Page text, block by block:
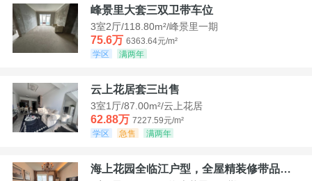
峰景里大套三双卫带车位
3室2厅/118.80m²/峰景里一期
75.6万 6363.64元/m²
学区
满两年
云上花居套三出售
3室1厅/87.00m²/云上花居
62.88万 7227.59元/m²
学区
急售 满两年
海上花园全临江户型，全屋精装修带品牌家具家电，诚意出售！